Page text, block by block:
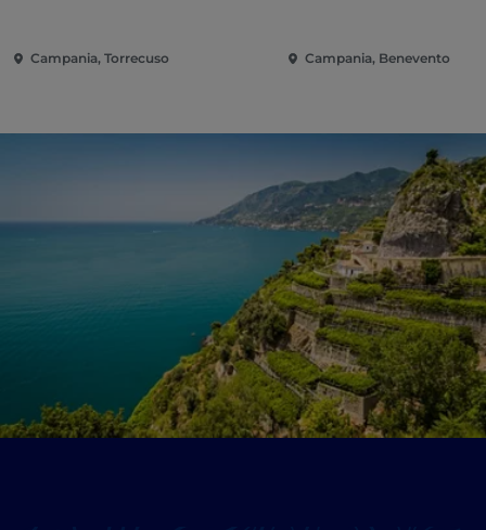
Campania, Torrecuso Campania, Benevento